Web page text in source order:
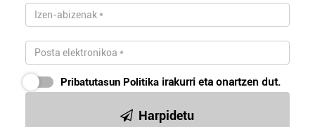
Pribatutasun Politika irakurri eta onartzen dut.
Harpidetu